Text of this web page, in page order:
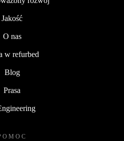
Jakość
O nas
w refurbed
Blog
Prasa